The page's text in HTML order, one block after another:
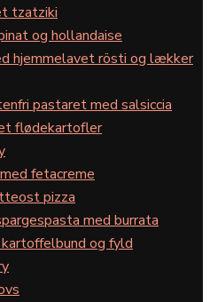
tzatziki
og hollandaise
hjemmelavet rösti og lækker
pastaret med salsiccia
flødekartofler
fetacreme
pizza
med burrata
og fyld